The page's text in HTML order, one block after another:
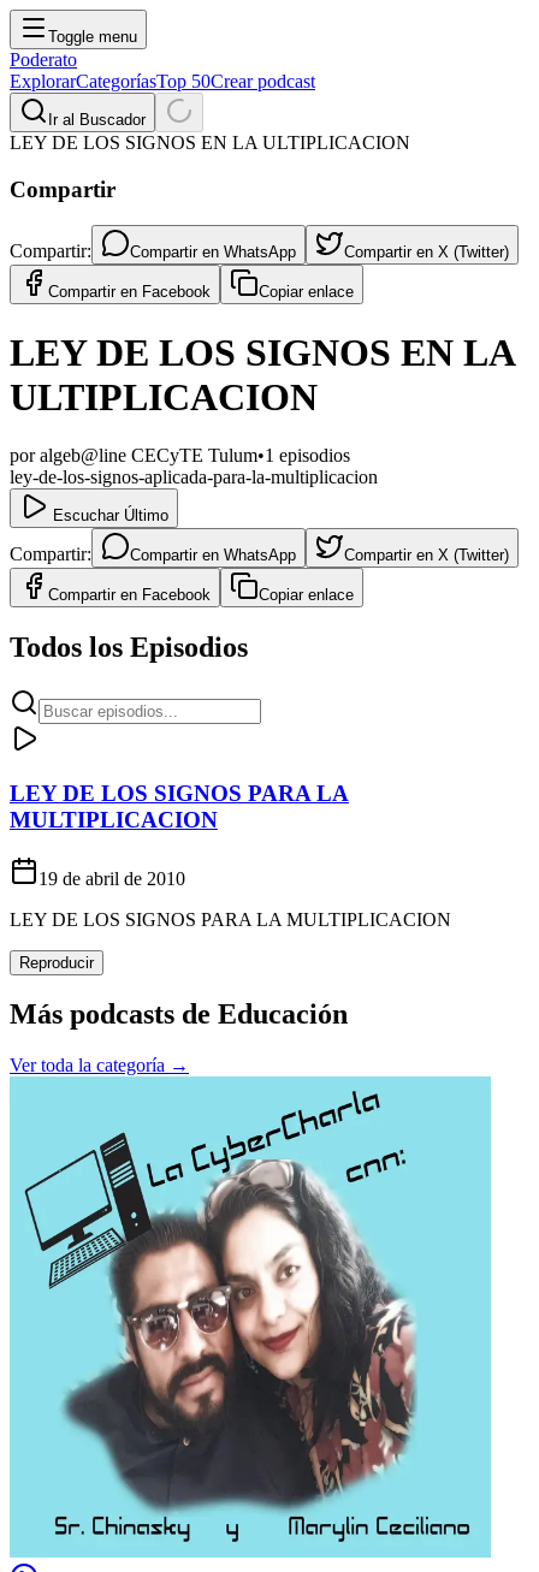
Toggle menu
Poderato
ExplorarCategoríasTop 50Crear podcast
Ir al Buscador
LEY DE LOS SIGNOS EN LA ULTIPLICACION
Compartir
Compartir: Compartir en WhatsApp Compartir en X (Twitter)
Compartir en Facebook Copiar enlace
LEY DE LOS SIGNOS EN LA
ULTIPLICACION
poralgeb@line CECyTE Tulum•1 episodios
ley-de-los-signos-aplicada-para-la-multiplicacion
Escuchar Último
Compartir: Compartir en WhatsApp Compartir en X (Twitter)
Compartir en Facebook Copiar enlace
Todos los Episodios
LEY DE LOS SIGNOS PARA LA
MULTIPLICACION
19 de abril de 2010
LEY DE LOS SIGNOS PARA LA MULTIPLICACION
Reproducir
Más podcasts de Educación
Ver toda la categoría →